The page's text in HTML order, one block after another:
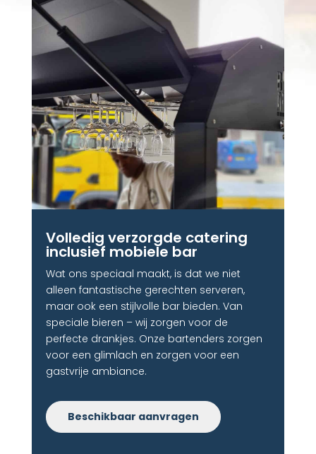
Volledig verzorgde catering
inclusief mobiele bar​
Wat ons speciaal maakt, is dat we niet
alleen fantastische gerechten serveren,
maar ook een stijlvolle bar bieden. Van
speciale bieren – wij zorgen voor de
perfecte drankjes. Onze bartenders zorgen
voor een glimlach en zorgen voor een
gastvrije ambiance.
Beschikbaar aanvragen